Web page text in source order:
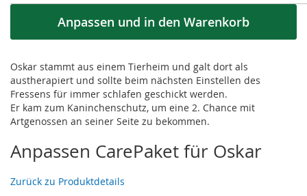
Anpassen und in den Warenkorb
Oskar stammt aus einem Tierheim und galt dort als
austherapiert und sollte beim nächsten Einstellen des
Fressens für immer schlafen geschickt werden.
Er kam zum Kaninchenschutz, um eine 2. Chance mit
Artgenossen an seiner Seite zu bekommen.
images
Anpassen CarePaket für Oskar
Zurück zu Produktdetails